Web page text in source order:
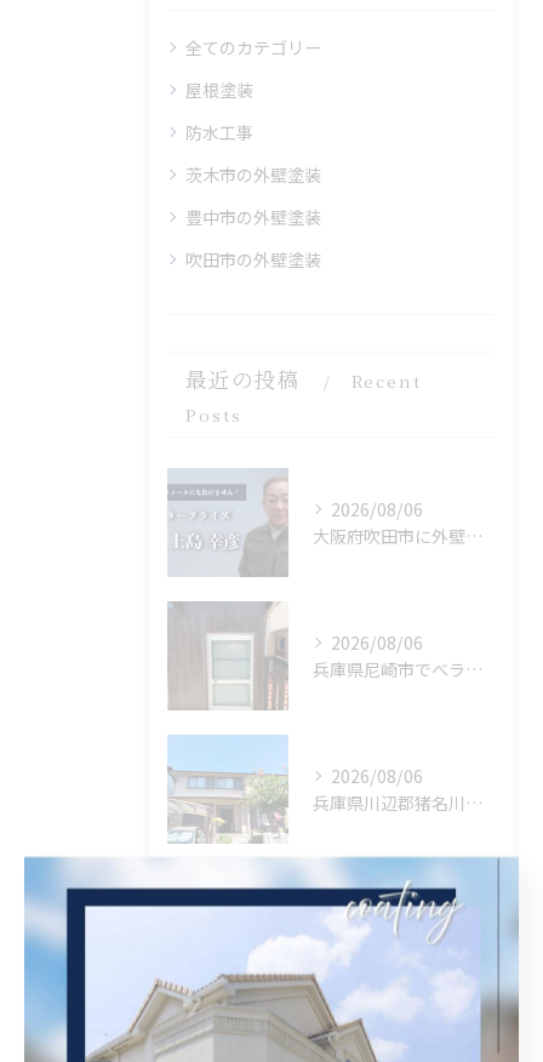
全てのカテゴリー
屋根塗装
防水工事
茨木市の外壁塗装
豊中市の外壁塗装
吹田市の外壁塗装
最近の投稿
Recent
Posts
2026/08/06
大阪府吹田市に外壁フル塗装､シーリング工事､ベランダ簡易防水工事､エアコン脱却の現地調査に行きました。
2026/08/06
兵庫県尼崎市でベランダリフォームを施工してます。
2026/08/06
兵庫県川辺郡猪名川町に外壁フル塗装､シーリング工事､ベランダ簡易防水工事の現地調査に行きました。
Tags
塗装 内装塗装 屋根塗装